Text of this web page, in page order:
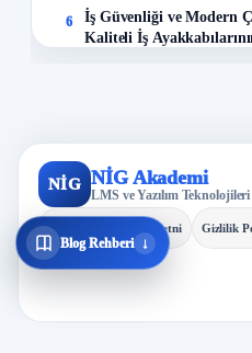
Blog Rehberi ↓
6
İş Güvenliği ve Modern
Kaliteli İş
8
İş Sağlığı ve Güvenliği
Hazırlanır?
Ocak 2, 2019 · 13 okuma
ILO 69 Nolu Gemi
NİG NİG Akademi
LMS ve Yazılım Teknolojileri
KVKK Aydınlatma Metni Gizlilik